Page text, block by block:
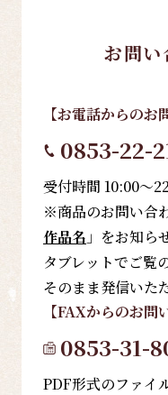
お問い
【お電話からのお
0853-22-
受付時間 10:00～
※商品のお問い合
作品名 」をお知ら
タブレットでご覧
そのまま発信いた
【FAXからのお問
0853-31-
PDF形式のファイ